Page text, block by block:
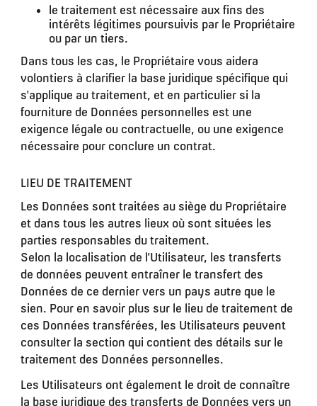
le traitement est nécessaire aux fins des
intérêts légitimes poursuivis par le Propriétaire
ou par un tiers.
Dans tous les cas, le Propriétaire vous aidera
volontiers à clarifier la base juridique spécifique qui
s’applique au traitement, et en particulier si la
fourniture de Données personnelles est une
exigence légale ou contractuelle, ou une exigence
nécessaire pour conclure un contrat.
LIEU DE TRAITEMENT
Les Données sont traitées au siège du Propriétaire
et dans tous les autres lieux où sont situées les
parties responsables du traitement.
Selon la localisation de l’Utilisateur, les transferts
de données peuvent entraîner le transfert des
Données de ce dernier vers un pays autre que le
sien. Pour en savoir plus sur le lieu de traitement de
ces Données transférées, les Utilisateurs peuvent
consulter la section qui contient des détails sur le
traitement des Données personnelles.
Les Utilisateurs ont également le droit de connaître
la base juridique des transferts de Données vers un